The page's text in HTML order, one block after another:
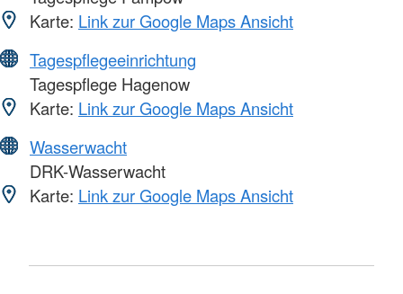
Karte: Link zur Google Maps Ansicht
Tagespflegeeinrichtung
Tagespflege Hagenow
Karte: Link zur Google Maps Ansicht
Wasserwacht
DRK-Wasserwacht
Karte: Link zur Google Maps Ansicht